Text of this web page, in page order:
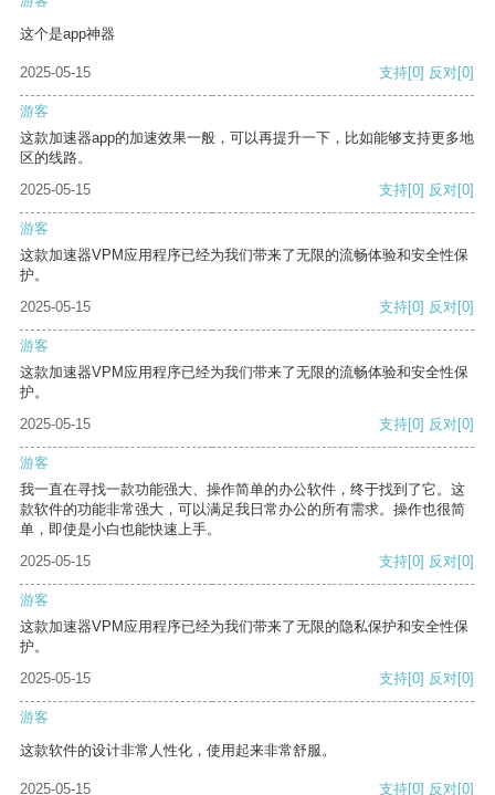
这个是app神器
2025-05-15 支持[0] 反对[0]
游客
这款加速器app的加速效果一般，可以再提升一下，比如能够支持更多地
区的线路。
2025-05-15
支持[0] 反对[0]
游客
这款加速器VPM应用程序已经为我们带来了无限的流畅体验和安全性保
护。
2025-05-15
支持[0] 反对[0]
游客
这款加速器VPM应用程序已经为我们带来了无限的流畅体验和安全性保
护。
2025-05-15
支持[0] 反对[0]
游客
我一直在寻找一款功能强大、操作简单的办公软件，终于找到了它。这
款软件的功能非常强大，可以满足我日常办公的所有需求。操作也很简
单，即使是小白也能快速上手。
2025-05-15
支持[0] 反对[0]
游客
这款加速器VPM应用程序已经为我们带来了无限的隐私保护和安全性保
护。
2025-05-15
支持[0] 反对[0]
游客
这款软件的设计非常人性化，使用起来非常舒服。
2025-05-15 支持[0] 反对[0]